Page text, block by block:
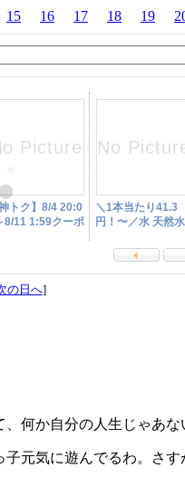
15 16 17 18 19
の日へ]
何か自分の人生じゃあな
元気に遊んでるわ。さす